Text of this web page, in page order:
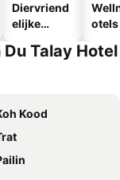
Diervriend
elijke
otels
Talay Hotel
Kood